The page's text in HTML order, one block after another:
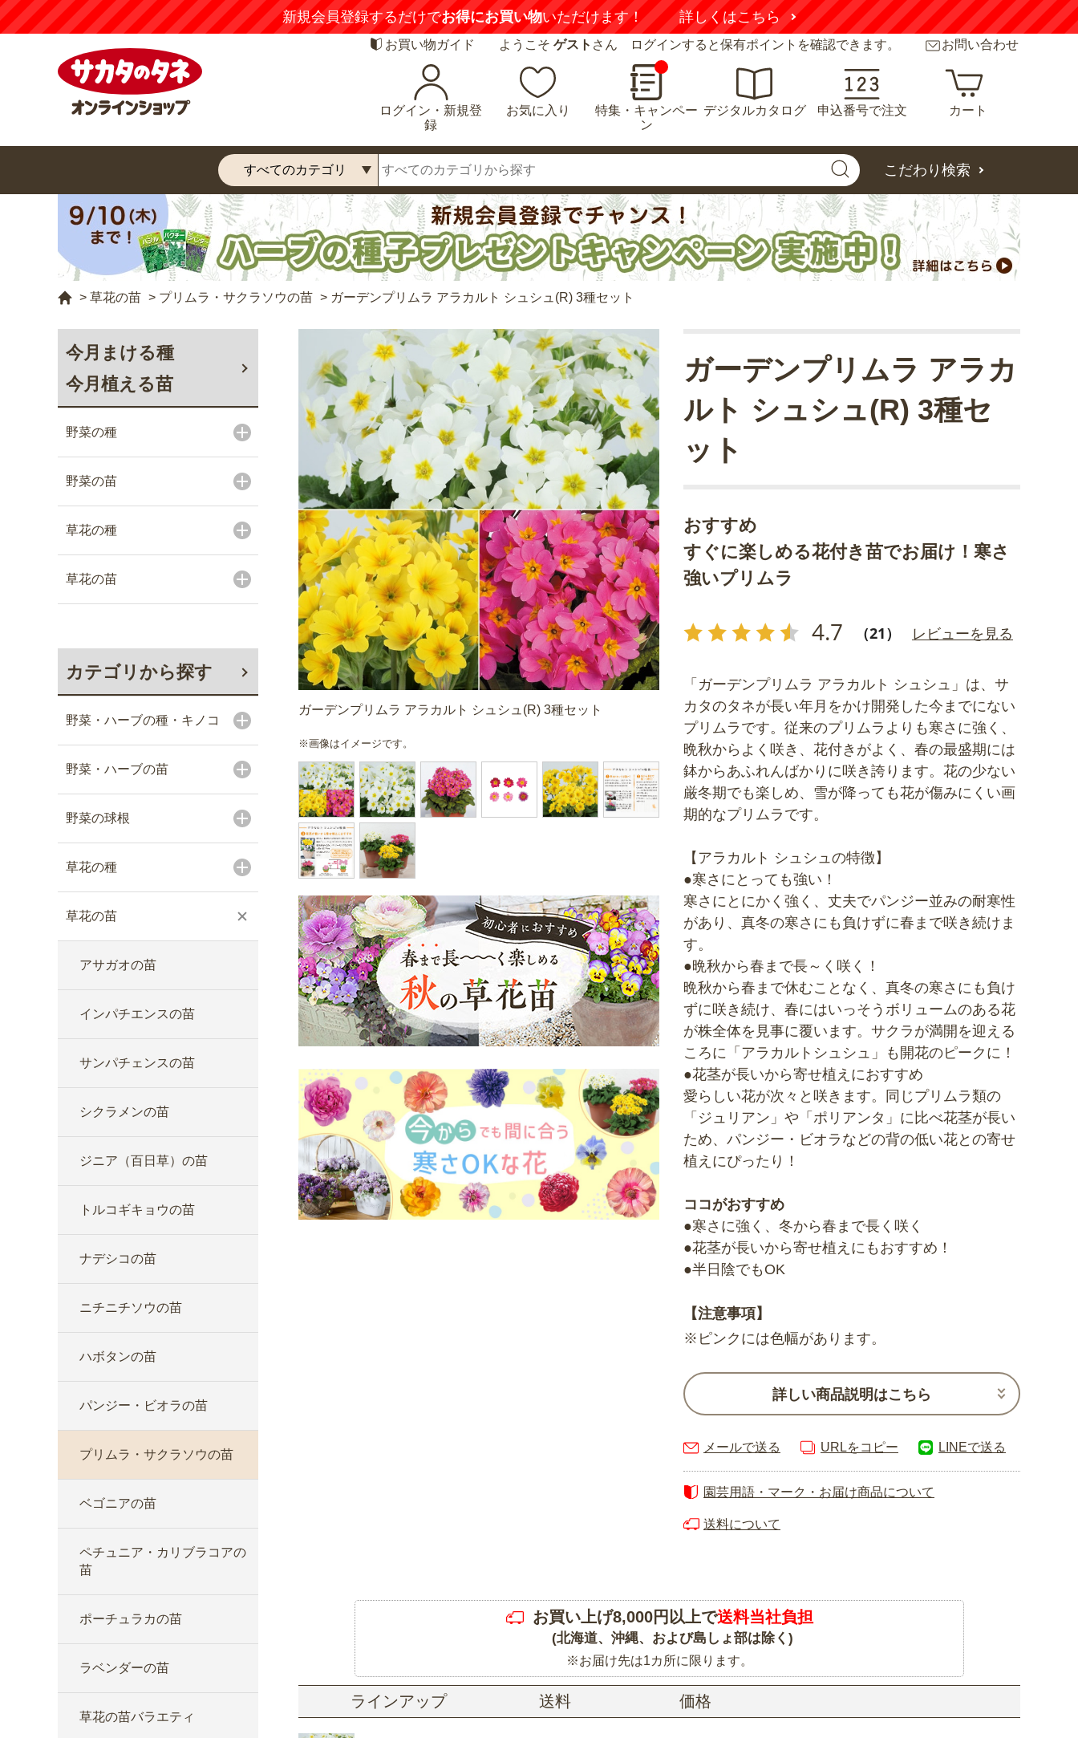
新規会員登録するだけでお得にお買い物いただけます！ 詳しくはこちら
お買い物ガイド ようこそ ゲスト さん ログインすると保有ポイントを確認できます。 お問い合わせ
ログイン・新規登
録
お気に入り
特集・キャンペー
ン
デジタルカタログ 申込番号で注文 カート
こだわり検索
> 草花の苗 > プリムラ・サクラソウの苗 > ガーデンプリムラ アラカルト シュシュ(R) 3種セット
今月まける種
今月植える苗
野菜の種
野菜の苗
草花の種
草花の苗
カテゴリから探す
野菜・ハーブの種・キノコ
野菜・ハーブの苗
野菜の球根
草花の種
草花の苗
アサガオの苗
インパチエンスの苗
サンパチェンスの苗
シクラメンの苗
ジニア（百日草）の苗
トルコギキョウの苗
ナデシコの苗
ニチニチソウの苗
ハボタンの苗
パンジー・ビオラの苗
プリムラ・サクラソウの苗
ベゴニアの苗
ペチュニア・カリブラコアの
苗
ポーチュラカの苗
ラベンダーの苗
草花の苗バラエティ
ガーデンプリムラ アラカルト シュシュ(R) 3種セット
※画像はイメージです。
おすすめ
すぐに楽しめる花付き苗でお届け！寒さ
強いプリムラ
4.7 （21） レビューを見る
ガーデンプリムラ アラカ
ルト シュシュ(R) 3種セ
ット
「ガーデンプリムラ アラカルト シュシュ」は、サ
カタのタネが長い年月をかけ開発した今までにない
プリムラです。従来のプリムラよりも寒さに強く、
晩秋からよく咲き、花付きがよく、春の最盛期には
鉢からあふれんばかりに咲き誇ります。花の少ない
厳冬期でも楽しめ、雪が降っても花が傷みにくい画
期的なプリムラです。
【アラカルト シュシュの特徴】
●寒さにとっても強い！
寒さにとにかく強く、丈夫でパンジー並みの耐寒性
があり、真冬の寒さにも負けずに春まで咲き続けま
す。
●晩秋から春まで長～く咲く！
晩秋から春まで休むことなく、真冬の寒さにも負け
ずに咲き続け、春にはいっそうボリュームのある花
が株全体を見事に覆います。サクラが満開を迎える
ころに「アラカルトシュシュ」も開花のピークに！
●花茎が長いから寄せ植えにおすすめ
愛らしい花が次々と咲きます。同じプリムラ類の
「ジュリアン」や「ポリアンタ」に比べ花茎が長い
ため、パンジー・ビオラなどの背の低い花との寄せ
植えにぴったり！
ココがおすすめ
●寒さに強く、冬から春まで長く咲く
●花茎が長いから寄せ植えにもおすすめ！
●半日陰でもOK
【注意事項】
※ピンクには色幅があります。
詳しい商品説明はこちら
メールで送る URLをコピー LINEで送る
園芸用語・マーク・お届け商品について
送料について
お買い上げ8,000円以上で送料当社負担
(北海道、沖縄、および島しょ部は除く)
※お届け先は1カ所に限ります。
ラインアップ 送料 価格